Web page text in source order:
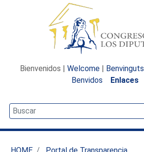
Bienvenidos | Welcome | Benvinguts
Benvidos
Enlaces
HOME
Portal de Transparencia